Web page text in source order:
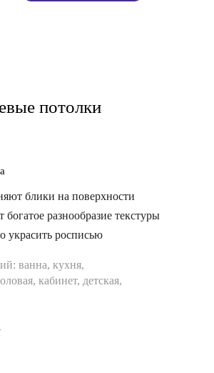
потолки
блики на поверхности
разнообразие текстуры
украсить росписью
ванна, кухня,
кабинет, детская,